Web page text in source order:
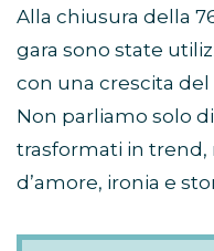
Alla chiusura della
gara sono state
con una crescita del
Non parliamo solo
trasformati in trend,
d’amore, ironia e